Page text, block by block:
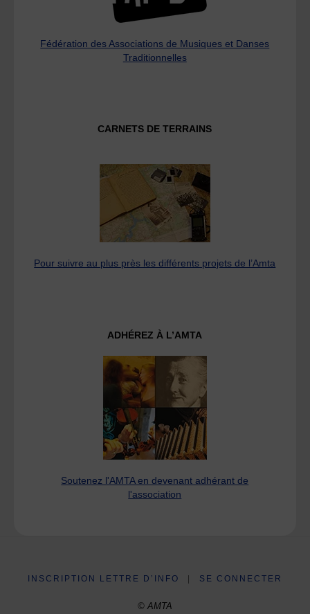
Fédération des Associations de Musiques et Danses
Traditionnelles
CARNETS DE TERRAINS
Pour suivre au plus près les différents projets de l’Amta
ADHÉREZ À L’AMTA
Soutenez l'AMTA en devenant adhérant de
l'association
INSCRIPTION LETTRE D’INFO SE CONNECTER
© AMTA